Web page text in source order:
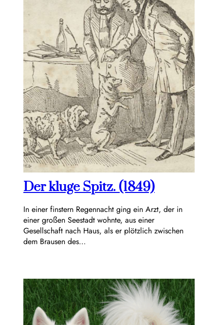
Der kluge Spitz. (1849)
In einer finstern Regennacht ging ein Arzt, der in
einer großen Seestadt wohnte, aus einer
Gesellschaft nach Haus, als er plötzlich zwischen
dem Brausen des…